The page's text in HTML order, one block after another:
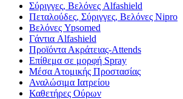
Σύριγγες, Βελόνες Alfashield
Πεταλούδες, Σύριγγες, Βελόνες Nipro
Βελόνες Ypsomed
Γάντια Alfashield
Προϊόντα Ακράτειας-Attends
Επίθεμα σε μορφή Spray
Μέσα Ατομικής Προστασίας
Αναλώσιμα Ιατρείου
Καθετήρες Ούρων